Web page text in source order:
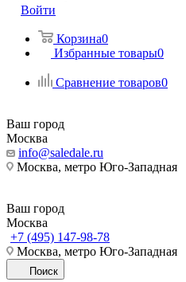
Войти
Корзина0
Избранные товары0
Сравнение товаров0
Ваш город
Москва
info@saledale.ru
Москва, метро Юго-Западная
Ваш город
Москва
+7 (495) 147-98-78
Москва, метро Юго-Западная
Поиск